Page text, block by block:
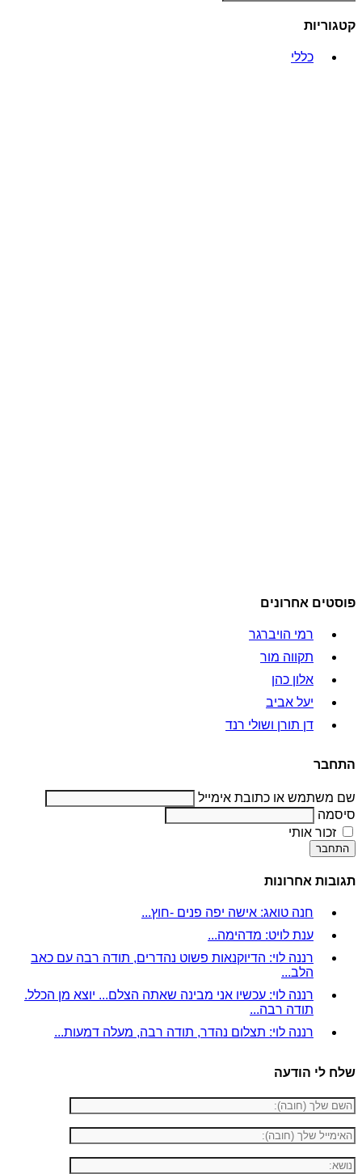
קטגוריות
כללי
פוסטים אחרונים
רמי הויברגר
תקווה מור
אלון כהן
יעל אביב
דן תורן ושולי רנד
התחבר
שם משתמש או כתובת אימייל
סיסמה
זכור אותי
התחבר
תגובות אחרונות
חנה טואג: אישה יפה פנים -חוץ...
ענת לויט: מדהימה...
רננה לוי: הדיוקנאות פשוט נהדרים, תודה רבה עם כאב
הלב...
רננה לוי: עכשיו אני מבינה שאתה הצלם... יוצא מן הכלל.
תודה רבה...
רננה לוי: תצלום נהדר, תודה רבה, מעלה דמעות...
שלח לי הודעה